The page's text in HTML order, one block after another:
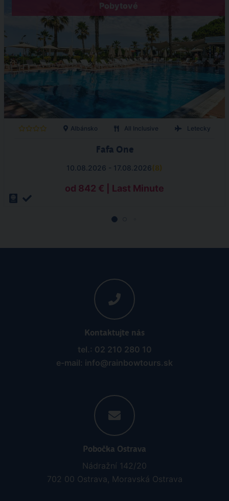
Pobytové
Albánsko All Inclusive Letecky
Fafa One
10.08.2026 - 17.08.2026(8)
od 842 € | Last Minute
Kontaktujte nás
tel.: 02 210 280 10
e-mail: info@rainbowtours.sk
Pobočka Ostrava
Nádražní 142/20
702 00 Ostrava, Moravská Ostrava